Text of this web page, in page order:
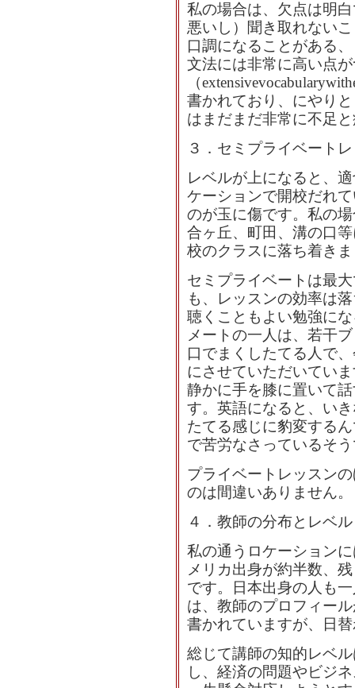
私の場合は、欠点は明
悪いし）聞き取れない
口調になることがある
文法には非常に高い点
（
書かれており、にやり
はまだまだ非常に不足
３．セミプライベート
レベルが上になると、
ケーションで開校だれ
のが玉に傷です。私の
合ヶ丘、町田、溝の口
校のクラスに落ち着き
セミプライベートは最
も、レッスンの効率は
聴くこともよい勉強に
メートの一人は、若干
口でまくしたてる人で
にさせていただいてい
静かに手を膝に置いて
す。英語になると、い
たてる感じに豹変する
で苦労なさっているそ
プライベートレッスン
のは間違いありません。
４．教師の分布とレベル
私の通うロケーション
メリカ出身が約半数、
です。日本出身の人も
は、教師のプロフィー
書かれていますが、日
総じて講師の知的レベ
し、経済の問題やビジ